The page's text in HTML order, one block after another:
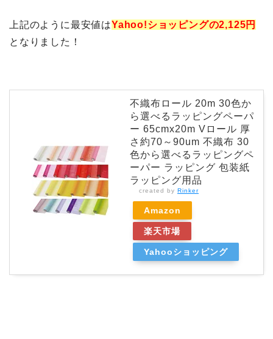
上記のように最安値はYahoo!ショッピングの2,125円
となりました！
不織布ロール 20m 30色か
ら選べるラッピングペーパ
ー 65cmx20m Vロール 厚
さ約70～90um 不織布 30
色から選べるラッピングペ
ーパー ラッピング 包装紙
ラッピング用品
created by Rinker
Amazon
楽天市場
Yahooショッピング